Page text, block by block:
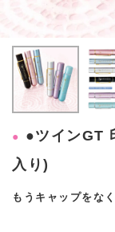
●ツインGT
入り)
もうキャップをな